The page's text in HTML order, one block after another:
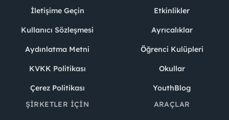
İletişime Geçin
Kullanıcı Sözleşmesi
Aydınlatma Metni
KVKK Politikası
Çerez Politikası
Etkinlikler
Ayrıcalıklar
Öğrenci Kulüpleri
Okullar
YouthBlog
ŞIRKETLER İÇIN
ARAÇLAR